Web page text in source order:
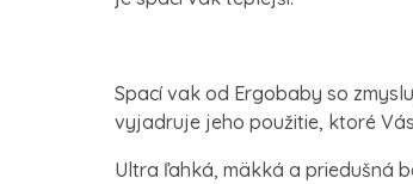
Spací vak od Ergobaby so
vyjadruje jeho použitie, ktoré
Ultra ľahká, mäkká a priedušná